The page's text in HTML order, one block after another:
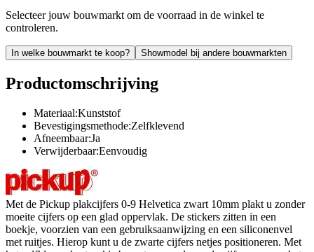
Selecteer jouw bouwmarkt om de voorraad in de winkel te
controleren.
In welke bouwmarkt te koop? Showmodel bij andere bouwmarkten
Productomschrijving
Materiaal:Kunststof
Bevestigingsmethode:Zelfklevend
Afneembaar:Ja
Verwijderbaar:Eenvoudig
Met de Pickup plakcijfers 0-9 Helvetica zwart 10mm plakt u zonder
moeite cijfers op een glad oppervlak. De stickers zitten in een
boekje, voorzien van een gebruiksaanwijzing en een siliconenvel
met ruitjes. Hierop kunt u de zwarte cijfers netjes positioneren. Met